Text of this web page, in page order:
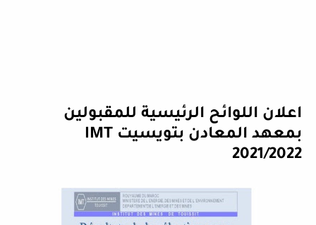
اعلان اللوائح الرئيسية للمقبولين
بمعهد المعادن بتويسيت IMT
2021/2022